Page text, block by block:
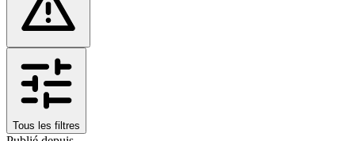
Tous les filtres